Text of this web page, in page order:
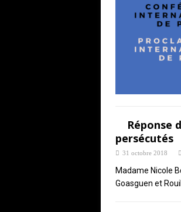
Réponse
persécutés
31 octobre 2018
Madame Nicole
Goasguen et